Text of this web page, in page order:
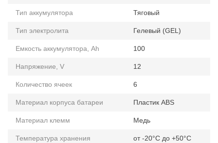
Тип аккумулятора Тяговый
Тип электролита Гелевый (GEL)
Емкость аккумулятора, Ah 100
Напряжение, V 12
Количество ячеек 6
Материал корпуса батареи Пластик ABS
Материал клемм Медь
Температура хранения от -20°C до +50°C